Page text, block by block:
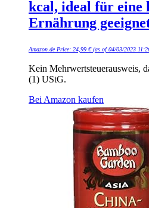
kcal, ideal für eine
Ernährung
Amazon.de Price: 24,99 €(as of 04/03/2023
Kein Mehrwertsteuerausweis,
(1) UStG.
Bei Amazon kaufen